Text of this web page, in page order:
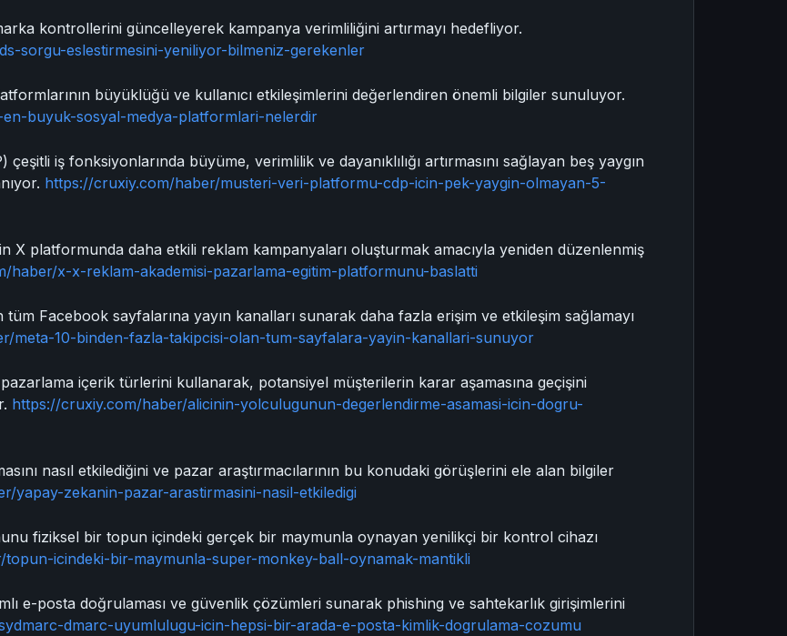
kontrollerini güncelleyerek kampanya verimliliğini artırmayı hedefliyor.
sorgu-eslestirmesini-yeniliyor-bilmeniz-gerekenler
büyüklüğü ve kullanıcı etkileşimlerini değerlendiren önemli bilgiler sunuluyor.
buyuk-sosyal-medya-platformlari-nelerdir
iş fonksiyonlarında büyüme, verimlilik ve dayanıklılığı artırmasını sağlayan beş yaygın
https://cruxiy.com/haber/musteri-veri-platformu-cdp-icin-pek-yaygin-olmayan-5-
X platformunda daha etkili reklam kampanyaları oluşturmak amacıyla yeniden düzenlenmiş
haber/x-x-reklam-akademisi-pazarlama-egitim-platformunu-baslatti
Facebook sayfalarına yayın kanalları sunarak daha fazla erişim ve etkileşim sağlamayı
meta-10-binden-fazla-takipcisi-olan-tum-sayfalara-yayin-kanallari-sunuyor
içerik türlerini kullanarak, potansiyel müşterilerin karar aşamasına geçişini
https://cruxiy.com/haber/alicinin-yolculugunun-degerlendirme-asamasi-icin-dogru-
nasıl etkilediğini ve pazar araştırmacılarının bu konudaki görüşlerini ele alan bilgiler
yapay-zekanin-pazar-arastirmasini-nasil-etkiledigi
fiziksel bir topun içindeki gerçek bir maymunla oynayan yenilikçi bir kontrol cihazı
icindeki-bir-maymunla-super-monkey-ball-oynamak-mantikli
e-posta doğrulaması ve güvenlik çözümleri sunarak phishing ve sahtekarlık girişimlerini
dmarc-uyumlulugu-icin-hepsi-bir-arada-e-posta-kimlik-dogrulama-cozumu